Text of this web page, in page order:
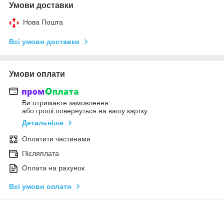
Умови доставки
Нова Пошта
Всі умови доставки
Умови оплати
Ви отримаєте замовлення
або гроші повернуться на вашу картку
Детальніше
Оплатити частинами
Післяплата
Оплата на рахунок
Всі умови оплати